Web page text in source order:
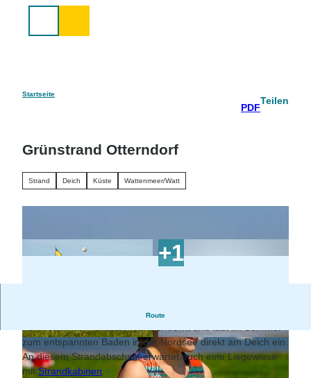
Startseite
PDF
Teilen
Grünstrand Otterndorf
Strand Deich Küste Wattenmeer/Watt
© Bernd Otten Photographie |CC-BY-SA © Bernd Otten Photographie | CC-BY-SA
Route
Unser Grünstrand liegt nur ca. zweieinhalb Kilometer
nordöstlich vom Stadtzentrum entfernt und lädt im Sommer
zum entspannten Baden in der Nordsee direkt am Deich ein.
An diesem Strandabschnitt erwartet euch eine Liegewiese
mitStrandkabinen.